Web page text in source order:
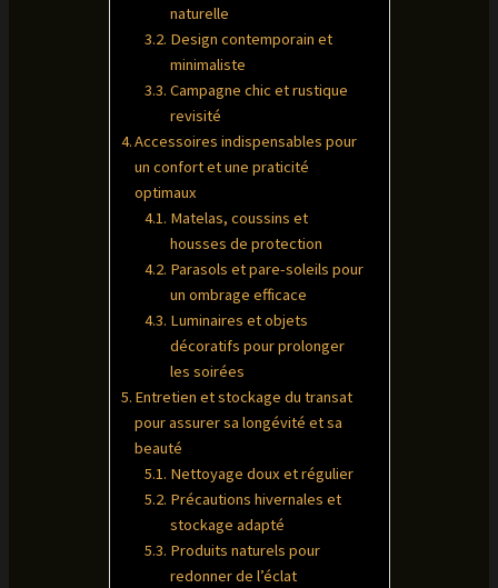
naturelle
Design contemporain et
minimaliste
Campagne chic et rustique
revisité
Accessoires indispensables pour
un confort et une praticité
optimaux
Matelas, coussins et
housses de protection
Parasols et pare-soleils pour
un ombrage efficace
Luminaires et objets
décoratifs pour prolonger
les soirées
Entretien et stockage du transat
pour assurer sa longévité et sa
beauté
Nettoyage doux et régulier
Précautions hivernales et
stockage adapté
Produits naturels pour
redonner de l’éclat